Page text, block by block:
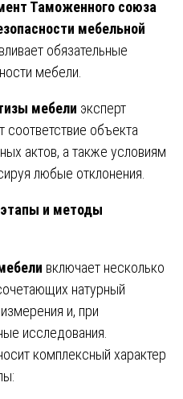
Таможенного союза
мебельной
обязательные
мебели.
мебели эксперт
соответствие объекта
актов, а также условиям
любые отклонения.
и методы
включает несколько
натурный
и, при
исследования.
комплексный характер